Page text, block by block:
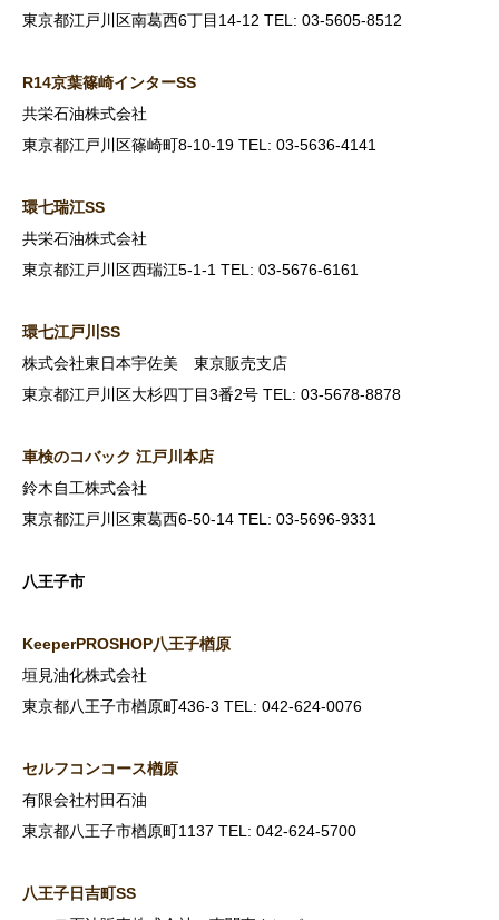
東京都江戸川区南葛西6丁目14-12 TEL: 03-5605-8512
R14京葉篠崎インターSS
共栄石油株式会社
東京都江戸川区篠崎町8-10-19 TEL: 03-5636-4141
環七瑞江SS
共栄石油株式会社
東京都江戸川区西瑞江5-1-1 TEL: 03-5676-6161
環七江戸川SS
株式会社東日本宇佐美 東京販売支店
東京都江戸川区大杉四丁目3番2号 TEL: 03-5678-8878
車検のコバック 江戸川本店
鈴木自工株式会社
東京都江戸川区東葛西6-50-14 TEL: 03-5696-9331
八王子市
KeeperPROSHOP八王子楢原
垣見油化株式会社
東京都八王子市楢原町436-3 TEL: 042-624-0076
セルフコンコース楢原
有限会社村田石油
東京都八王子市楢原町1137 TEL: 042-624-5700
八王子日吉町SS